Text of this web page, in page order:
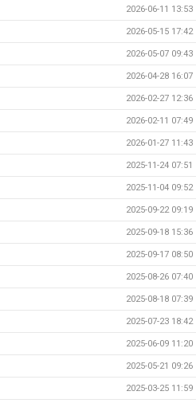
2026-06-11 13:53
2026-05-15 17:42
2026-05-07 09:43
2026-04-28 16:07
2026-02-27 12:36
2026-02-11 07:49
2026-01-27 11:43
2025-11-24 07:51
2025-11-04 09:52
2025-09-22 09:19
2025-09-18 15:36
2025-09-17 08:50
2025-08-26 07:40
2025-08-18 07:39
2025-07-23 18:42
2025-06-09 11:20
2025-05-21 09:26
2025-03-25 11:59